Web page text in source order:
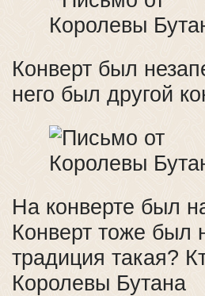
Конверт был
него был другой
На конверте был
Конверт тоже был
традиция такая?
Королевы Бутана